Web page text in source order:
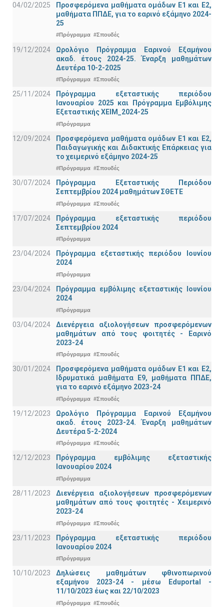
04/02/2025
Προσφερόμενα μαθήματα ομάδων Ε1 και Ε2,
μαθήματα ΠΠΔΕ, για το εαρινό εξάμηνο 2024-
25
#Πρόγραμμα #Σπουδές
19/12/2024
Ωρολόγιο Πρόγραμμα Εαρινού Εξαμήνου
ακαδ. έτους 2024-25. Έναρξη μαθημάτων
Δευτέρα 10-2-2025
#Πρόγραμμα #Σπουδές
25/11/2024
Πρόγραμμα εξεταστικής περιόδου
Ιανουαρίου 2025 και Πρόγραμμα Εμβόλιμης
Εξεταστικής ΧΕΙΜ_2024-25
#Πρόγραμμα
12/09/2024
Προσφερόμενα μαθήματα ομάδων Ε1 και Ε2,
Παιδαγωγικής και Διδακτικής Επάρκειας για
το χειμερινό εξάμηνο 2024-25
#Πρόγραμμα #Σπουδές
30/07/2024
Πρόγραμμα Εξεταστικής Περιόδου
Σεπτεμβρίου 2024 μαθημάτων ΣΘΕΤΕ
#Πρόγραμμα #Σπουδές
17/07/2024
Πρόγραμμα εξεταστικής περιόδου
Σεπτεμβρίου 2024
#Πρόγραμμα
23/04/2024
Πρόγραμμα εξεταστικής περιόδου Ιουνίου
2024
#Πρόγραμμα
23/04/2024
Πρόγραμμα εμβόλιμης εξεταστικής Ιουνίου
2024
#Πρόγραμμα
03/04/2024
Διενέργεια αξιολογήσεων προσφερόμενων
μαθημάτων από τους φοιτητές - Εαρινό
2023-24
#Πρόγραμμα #Σπουδές
30/01/2024
Προσφερόμενα μαθήματα ομάδων Ε1 και Ε2,
Ιδρυματικά μαθήματα Ε9, μαθήματα ΠΠΔΕ,
για το εαρινό εξάμηνο 2023-24
#Πρόγραμμα #Σπουδές
19/12/2023
Ωρολόγιο Πρόγραμμα Εαρινού Εξαμήνου
ακαδ. έτους 2023-24. Έναρξη μαθημάτων
Δευτέρα 5-2-2024
#Πρόγραμμα #Σπουδές
12/12/2023
Πρόγραμμα εμβόλιμης εξεταστικής
Ιανουαρίου 2024
#Πρόγραμμα
28/11/2023
Διενέργεια αξιολογήσεων προσφερόμενων
μαθημάτων από τους φοιτητές - Χειμερινό
2023-24
#Πρόγραμμα #Σπουδές
23/11/2023
Πρόγραμμα εξεταστικής περιόδου
Ιανουαρίου 2024
#Πρόγραμμα
10/10/2023
Δηλώσεις μαθημάτων φθινοπωρινού
εξαμήνου 2023-24 - μέσω Εduportal -
11/10/2023 έως και 22/10/2023
#Πρόγραμμα #Σπουδές